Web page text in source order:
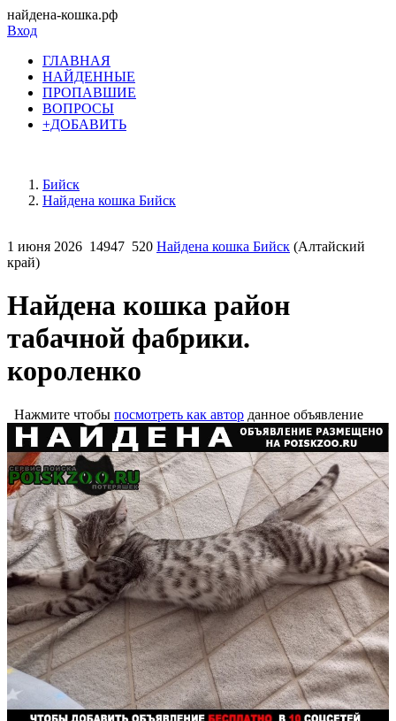
найдена-кошка.рф
Вход
ГЛАВНАЯ
НАЙДЕННЫЕ
ПРОПАВШИЕ
ВОПРОСЫ
+ДОБАВИТЬ
Бийск
Найдена кошка Бийск
1 июня 2026 14947 520 Найдена кошка Бийск (Алтайский
край)
Найдена кошка район
табачной фабрики.
короленко
Нажмите чтобы посмотреть как автор данное объявление